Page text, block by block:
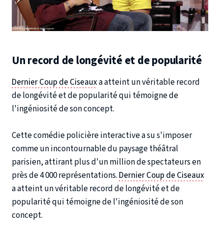
Un record de longévité et de popularité
Dernier Coup de Ciseauxa atteint un véritable record
de longévité et de popularité qui témoigne de
l'ingéniosité de son concept.
Cette comédie policière interactive a su s'imposer
comme un incontournable du paysage théâtral
parisien, attirant plus d'un million de spectateurs en
près de 4 000 représentations. Dernier Coup de Ciseaux
a atteint un véritable record de longévité et de
popularité qui témoigne de l'ingéniosité de son
concept.